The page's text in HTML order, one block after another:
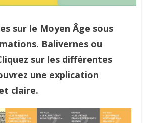
sur le Moyen Âge sous
Balivernes ou
sur les différentes
une explication
claire.